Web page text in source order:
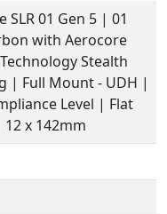
SLR 01 Gen 5 | 01
with Aerocore
Stealth
| Full Mount - UDH |
Level | Flat
x 142mm